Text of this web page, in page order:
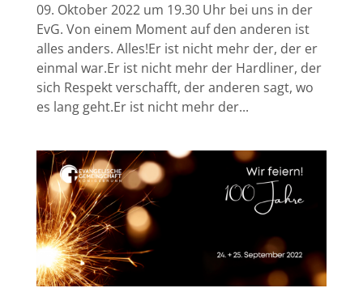
09. Oktober 2022 um 19.30 Uhr bei uns in der
EvG. Von einem Moment auf den anderen ist
alles anders. Alles!Er ist nicht mehr der, der er
einmal war.Er ist nicht mehr der Hardliner, der
sich Respekt verschafft, der anderen sagt, wo
es lang geht.Er ist nicht mehr der...